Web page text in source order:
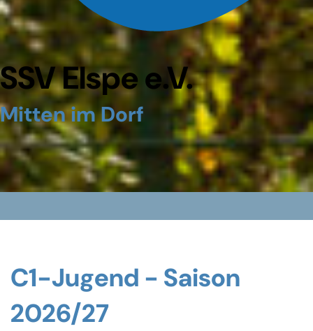
SSV Elspe e.V.
Mitten im Dorf
C1-Jugend - Saison
2026/27